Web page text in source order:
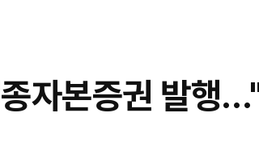
자본증권 발행